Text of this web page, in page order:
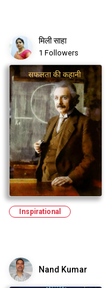
मिली साहा
1 Followers
Inspirational
Nand Kumar